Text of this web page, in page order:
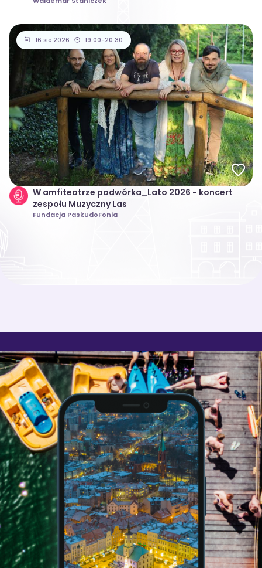
16 sie 2026 19:00-20:30
W amfiteatrze podwórka_Lato 2026 - koncert
zespołu Muzyczny Las
Fundacja PaskudoFonia